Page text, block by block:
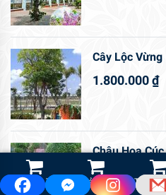
Cây Lộc Vừng
1.800.000₫
Chậu Hoa
800.000₫
Shop Hoa Tươi Led Cảnh Quan Thiết Bị